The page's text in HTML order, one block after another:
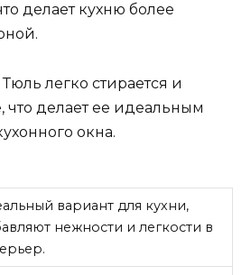
делает кухню более
легко стирается и
что делает ее идеальным
окна.
вариант для кухни,
нежности и легкости в